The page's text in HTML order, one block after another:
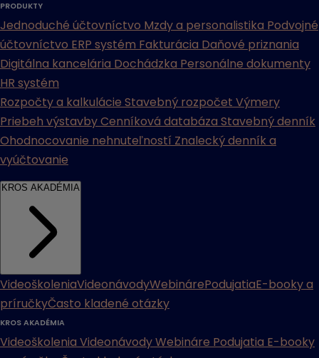
PRODUKTY
Jednoduché účtovníctvo Mzdy a personalistika Podvojné
účtovníctvo ERP systém Fakturácia Daňové priznania
Digitálna kancelária Dochádzka Personálne dokumenty
HR systém
Rozpočty a kalkulácie Stavebný rozpočet Výmery
Priebeh výstavbyCenníková databáza Stavebný denník
Ohodnocovanie nehnuteľností Znalecký denník a
vyúčtovanie
KROS AKADÉMIA
VideoškoleniaVideonávodyWebinárePodujatiaE-booky a
príručkyČasto kladené otázky
KROS AKADÉMIA
Videoškolenia VideonávodyWebináre Podujatia E-booky